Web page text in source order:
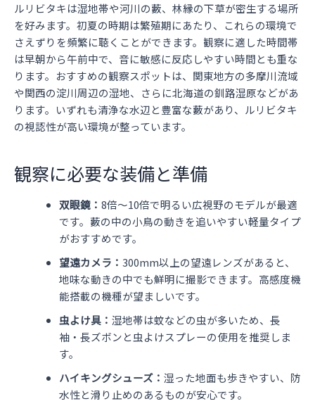
ルリビタキは湿地帯や河川の藪、林縁の下草が密生する場所
を好みます。初夏の時期は繁殖期にあたり、これらの環境で
さえずりを頻繁に聴くことができます。観察に適した時間帯
は早朝から午前中で、音に敏感に反応しやすい時間とも重な
ります。おすすめの観察スポットは、関東地方の多摩川流域
や関西の淀川周辺の湿地、さらに北海道の釧路湿原などがあ
ります。いずれも清浄な水辺と豊富な藪があり、ルリビタキ
の視認性が高い環境が整っています。
観察に必要な装備と準備
双眼鏡： 8倍〜10倍で明るい広視野のモデルが最適
です。藪の中の小鳥の動きを追いやすい軽量タイプ
がおすすめです。
望遠カメラ： 300mm以上の望遠レンズがあると、
地味な動きの中でも鮮明に撮影できます。高感度機
能搭載の機種が望ましいです。
虫よけ具： 湿地帯は蚊などの虫が多いため、長
袖・長ズボンと虫よけスプレーの使用を推奨しま
す。
ハイキングシューズ： 湿った地面も歩きやすい、防
水性と滑り止めのあるものが安心です。